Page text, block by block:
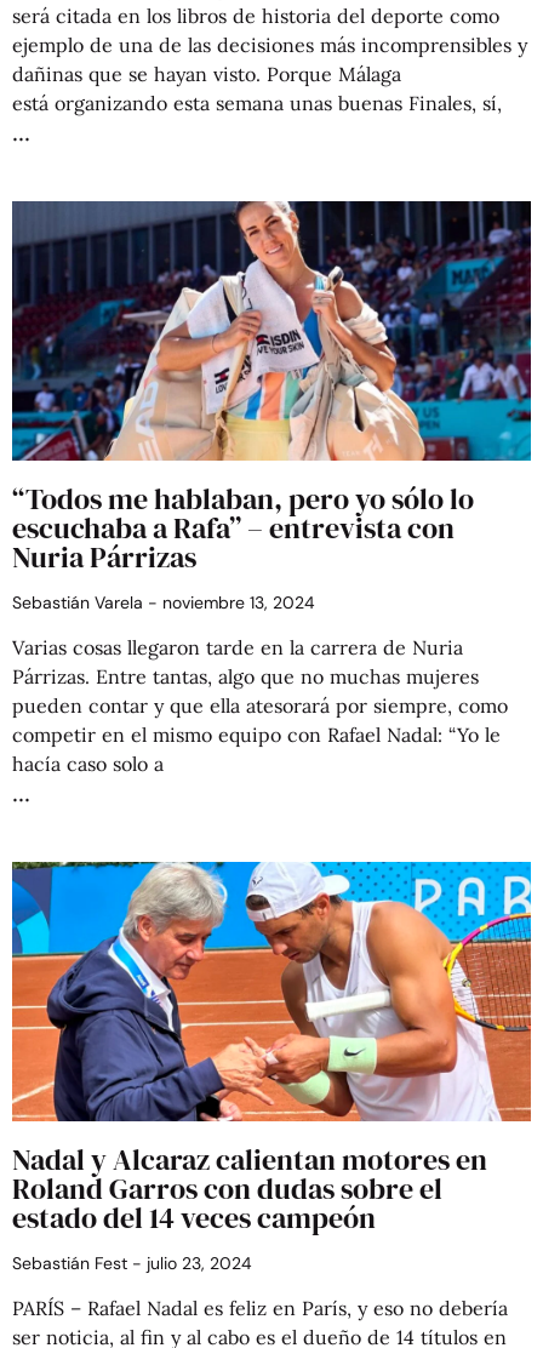
será citada en los libros de historia del deporte como
ejemplo de una de las decisiones más incomprensibles y
dañinas que se hayan visto. Porque Málaga
está organizando esta semana unas buenas Finales, sí,
“Todos me hablaban, pero yo sólo lo
escuchaba a Rafa” – entrevista con
Nuria Párrizas
Sebastián Varela noviembre 13, 2024
Varias cosas llegaron tarde en la carrera de Nuria
Párrizas. Entre tantas, algo que no muchas mujeres
pueden contar y que ella atesorará por siempre, como
competir en el mismo equipo con Rafael Nadal: “Yo le
hacía caso solo a
Nadal y Alcaraz calientan motores en
Roland Garros con dudas sobre el
estado del 14 veces campeón
Sebastián Fest julio 23, 2024
PARÍS – Rafael Nadal es feliz en París, y eso no debería
ser noticia, al fin y al cabo es el dueño de 14 títulos en